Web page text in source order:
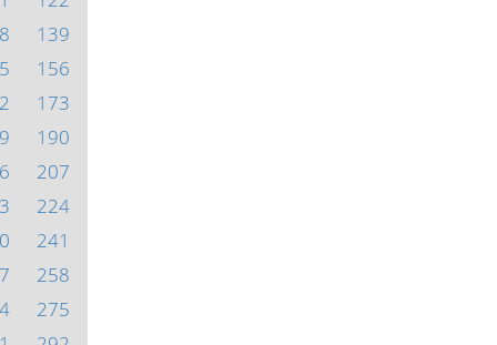
139
156
173
190
207
224
241
258
275